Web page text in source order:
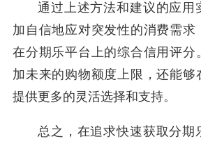
通过上述方法和建议的应用
加自信地应对突发性的消费需求
在分期乐平台上的综合信用评分
加未来的购物额度上限，还能够
提供更多的灵活选择和支持。
总之，在追求快速获取分期